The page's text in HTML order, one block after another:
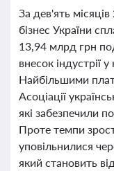
За дев'ять
бізнес України
13,94 млрд грн
внесок індустрії
Найбільшими
Асоціації
які забезпечили
Проте темпи
уповільнилися
який становить